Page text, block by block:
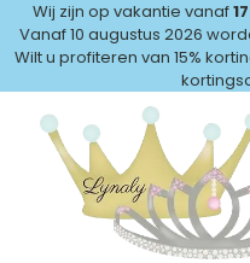
Wij zijn op vakantie vanaf
Vanaf 10 augustus 2026
Wilt u profiteren van 15%